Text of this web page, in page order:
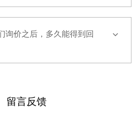
询价之后，多久能得到回
留言反馈